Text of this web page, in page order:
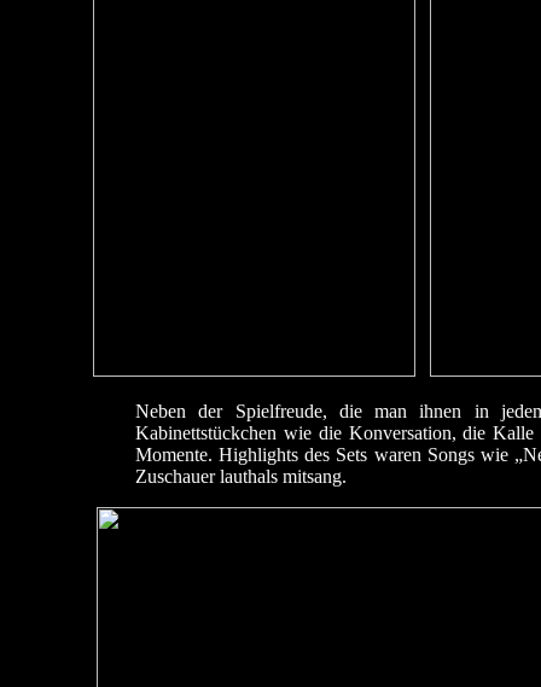
Neben der Spielfreude, die man ihnen in
Kabinettstückchen wie die Konversation, die
Momente. Highlights des Sets waren Songs wie
Zuschauer lauthals mitsang.